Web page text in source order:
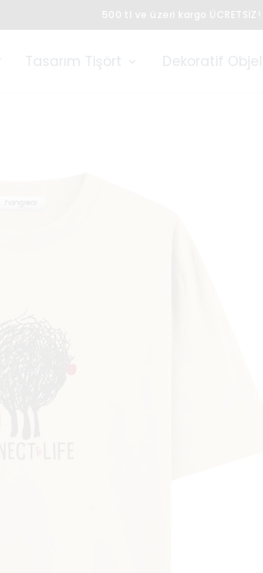
500 tl ve üzeri kargo ÜCRETSİZ!
Tasarım Tişört Dekoratif